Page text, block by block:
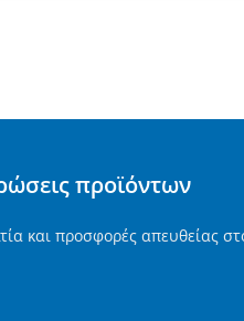
προϊόντων
και προσφορές απευθείας